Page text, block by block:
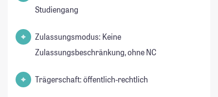
Studiengang
Zulassungsmodus: Keine
Zulassungsbeschränkung, ohne NC
Trägerschaft: öffentlich-rechtlich